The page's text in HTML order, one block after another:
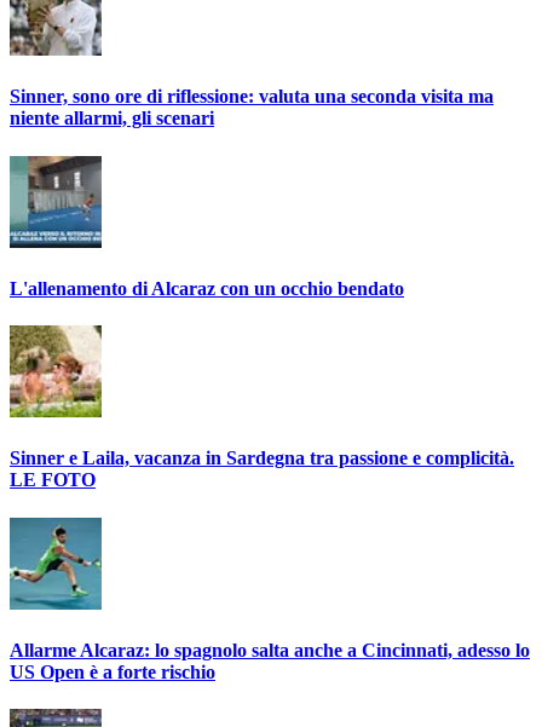
Sinner, sono ore di riflessione: valuta una seconda visita ma
niente allarmi, gli scenari
L'allenamento di Alcaraz con un occhio bendato
Sinner e Laila, vacanza in Sardegna tra passione e complicità.
LE FOTO
Allarme Alcaraz: lo spagnolo salta anche a Cincinnati, adesso lo
US Open è a forte rischio